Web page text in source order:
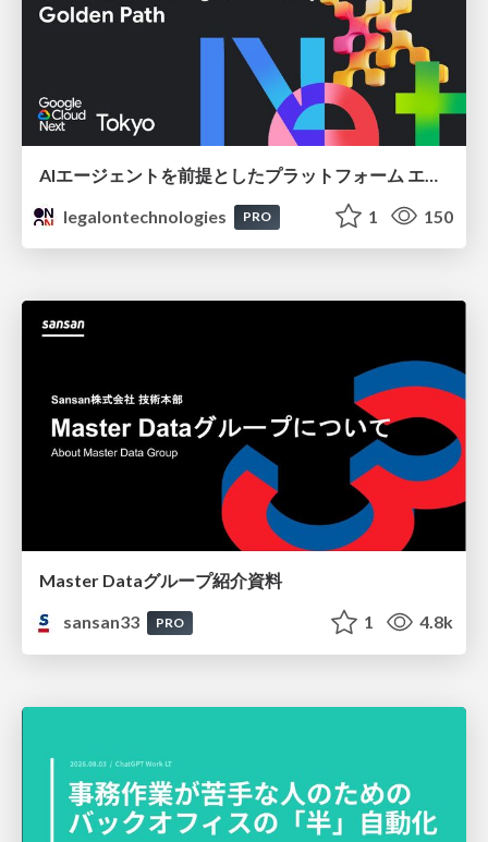
legalontechnologies
PRO 1 150
Master Dataグループ紹介資料
sansan33
PRO 1 4.8k